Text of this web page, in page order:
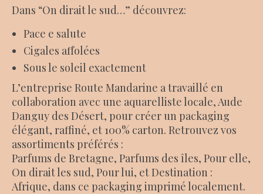
Dans “On dirait le sud…” découvrez:
Pace e salute
Cigales affolées
Sous le soleil exactement
L’entreprise Route Mandarine a travaillé en
collaboration avec une aquarelliste locale, Aude
Danguy des Désert, pour créer un packaging
élégant, raffiné, et 100% carton. Retrouvez vos
assortiments préférés :
Parfums de Bretagne, Parfums des îles, Pour elle,
On dirait les sud, Pour lui, et Destination :
Afrique, dans ce packaging imprimé localement.